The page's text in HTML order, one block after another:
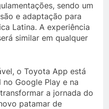
sendo um
e adaptação para
Latina. A experiência
similar em qualquer
o Toyota App está
Google Play e na
a jornada do
patamar de